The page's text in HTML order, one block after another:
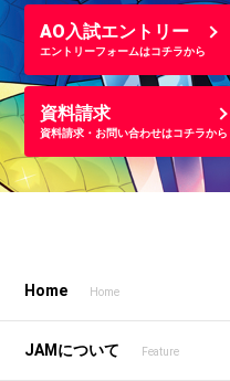
AO入試エントリー
エントリーフォームはコチラから
資料請求
資料請求・お問い合わせはコチラから
Home Home
JAMについて Feature